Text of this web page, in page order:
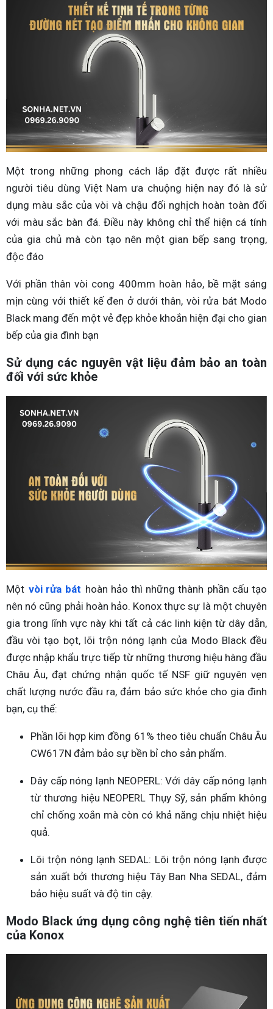
Một trong những phong cách lắp đặt được rất nhiều
người tiêu dùng Việt Nam ưa chuộng hiện nay đó là sử
dụng màu sắc của vòi và chậu đối nghịch hoàn toàn đối
với màu sắc bàn đá. Điều này không chỉ thể hiện cá tính
của gia chủ mà còn tạo nên một gian bếp sang trọng,
độc đáo
Với phần thân vòi cong 400mm hoàn hảo, bề mặt sáng
mịn cùng với thiết kế đen ở dưới thân, vòi rửa bát Modo
Black mang đến một vẻ đẹp khỏe khoắn hiện đại cho gian
bếp của gia đình bạn
Sử dụng các nguyên vật liệu đảm bảo an toàn
đối với sức khỏe
Một vòi rửa bát hoàn hảo thì những thành phần cấu tạo
nên nó cũng phải hoàn hảo. Konox thực sự là một chuyên
gia trong lĩnh vực này khi tất cả các linh kiện từ dây dẫn,
đầu vòi tạo bọt, lõi trộn nóng lạnh của Modo Black đều
được nhập khẩu trực tiếp từ những thương hiệu hàng đầu
Châu Âu, đạt chứng nhận quốc tế NSF giữ nguyên vẹn
chất lượng nước đầu ra, đảm bảo sức khỏe cho gia đình
bạn, cụ thể:
Phần lõi hợp kim đồng 61% theo tiêu chuẩn Châu Âu
CW617N đảm bảo sự bền bỉ cho sản phẩm.
Dây cấp nóng lạnh NEOPERL: Với dây cấp nóng lạnh
từ thương hiệu NEOPERL Thụy Sỹ, sản phẩm không
chỉ chống xoắn mà còn có khả năng chịu nhiệt hiệu
quả.
Lõi trộn nóng lạnh SEDAL: Lõi trộn nóng lạnh được
sản xuất bởi thương hiệu Tây Ban Nha SEDAL, đảm
bảo hiệu suất và độ tin cậy.
Modo Black ứng dụng công nghệ tiên tiến nhất
của Konox